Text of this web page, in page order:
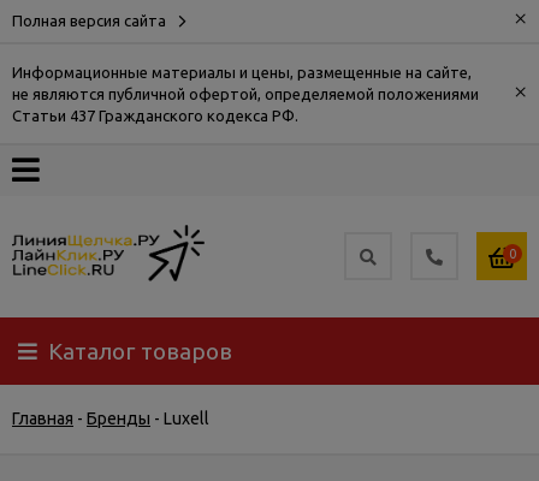
Полная версия сайта ×
Информационные материалы и цены, размещенные на сайте,
не являются публичной офертой, определяемой положениями
Статьи 437 Гражданского кодекса РФ.
×
О
Доставка
Самовывоз
Гарантия
0
Каталог товаров
Главная - Бренды - Luxell